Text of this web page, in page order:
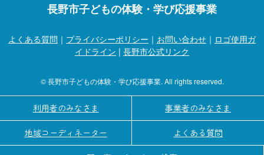
長野市子どもの体験・学び応援事業
よくある質問 ｜ プライバシーポリシー ｜ お問い合わせ ｜ ロゴ使用ガ
イドライン | 長野市公式リンク
© 長野市子どもの体験・学び応援事業. All rights reserved.
利用者のみなさま 事業者のみなさま
地域コーディネーター よくある質問